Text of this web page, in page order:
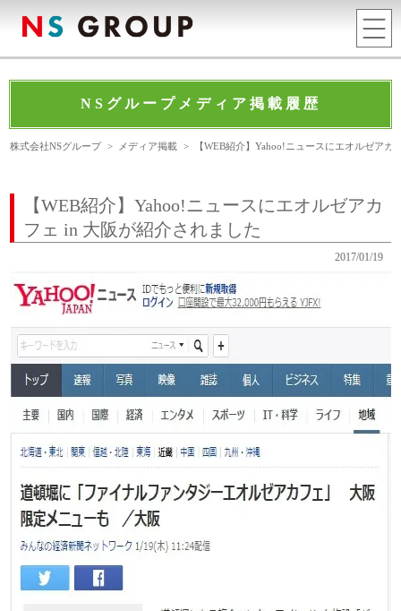
NSグループメディア掲載履歴
株式会社NSグループ > メディア掲載 > 【WEB紹介】Yahoo!ニュースにエオルゼア
【WEB紹介】Yahoo!ニュースにエオルゼアカ
フェ in 大阪が紹介されました
2017/01/19